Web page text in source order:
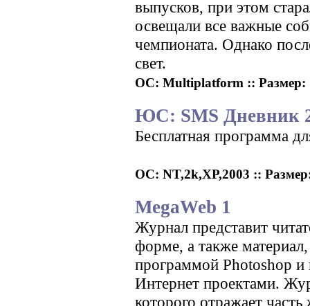
выпусков, при этом
освещали все важные
чемпионата. Однако
свет.
ОС: Multiplatform :: Размер:
ЮС: SMS Дневник
Бесплатная программа
ОС: NT,2k,XP,2003 ::
MegaWeb 1
Журнал представит
форме, а также
программой Photoshop и
Интернет проектами.
которого отражает